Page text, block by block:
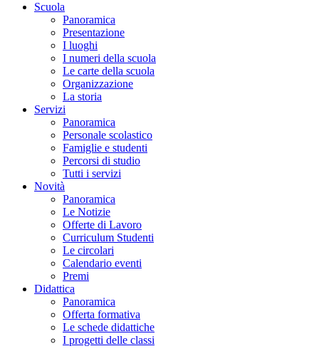
Scuola
Panoramica
Presentazione
I luoghi
I numeri della scuola
Le carte della scuola
Organizzazione
La storia
Servizi
Panoramica
Personale scolastico
Famiglie e studenti
Percorsi di studio
Tutti i servizi
Novità
Panoramica
Le Notizie
Offerte di Lavoro
Curriculum Studenti
Le circolari
Calendario eventi
Premi
Didattica
Panoramica
Offerta formativa
Le schede didattiche
I progetti delle classi